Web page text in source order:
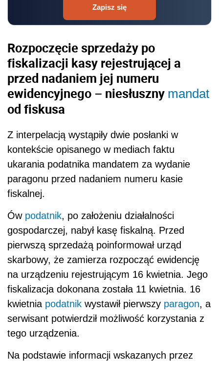
Zapisz się
Rozpoczęcie sprzedaży po
fiskalizacji kasy rejestrującej a
przed nadaniem jej numeru
ewidencyjnego – niesłuszny mandat
od fiskusa
Z interpelacją wystąpiły dwie posłanki w
kontekście opisanego w mediach faktu
ukarania podatnika mandatem za wydanie
paragonu przed nadaniem numeru kasie
fiskalnej.
Ów podatnik, po założeniu działalności
gospodarczej, nabył kasę fiskalną. Przed
pierwszą sprzedażą poinformował urząd
skarbowy, że zamierza rozpocząć ewidencję
na urządzeniu rejestrującym 16 kwietnia. Jego
fiskalizacja dokonana została 11 kwietnia. 16
kwietnia podatnik wystawił pierwszy paragon, a
serwisant potwierdził możliwość korzystania z
tego urządzenia.
Na podstawie informacji wskazanych przez